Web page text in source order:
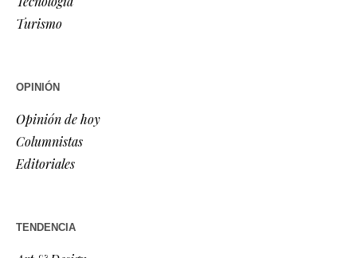
Turismo
OPINIÓN
Opinión de hoy
Columnistas
Editoriales
TENDENCIA